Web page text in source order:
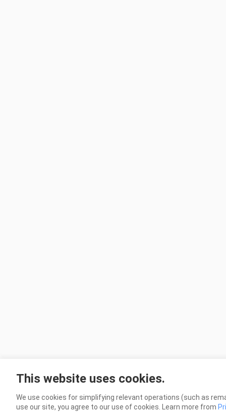
This website uses cookies.
We use cookies for simplifying relevant operations (such as
use our site, you agree to our use of cookies. Learn more from